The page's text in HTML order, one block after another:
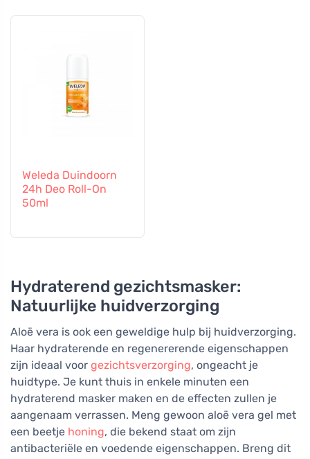
Weleda Duindoorn
24h Deo Roll-On
50ml
Hydraterend gezichtsmasker:
Natuurlijke huidverzorging
Aloë vera is ook een geweldige hulp bij huidverzorging.
Haar hydraterende en regenererende eigenschappen
zijn ideaal voor gezichtsverzorging, ongeacht je
huidtype. Je kunt thuis in enkele minuten een
hydraterend masker maken en de effecten zullen je
aangenaam verrassen. Meng gewoon aloë vera gel met
een beetje honing, die bekend staat om zijn
antibacteriële en voedende eigenschappen. Breng dit